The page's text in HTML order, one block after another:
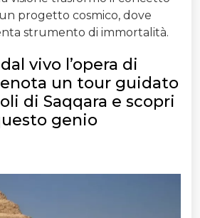
progetto cosmico, dove
strumento di immortalità.
vivo l’opera di
un tour guidato
di Saqqara e scopri
genio